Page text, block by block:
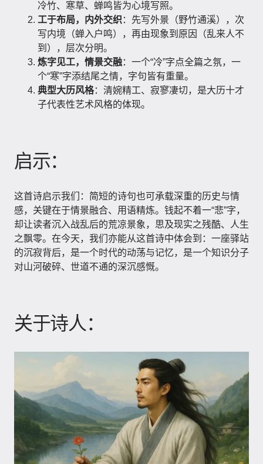
冷竹、寒草、蝉鸣皆为心境写照。
工于布局，内外交织 ：先写外景（野竹通溪），次
写内境（蝉入户鸣），再由现象到原因（乱来人不
到），层次分明。
炼字见工，情景交融：一个“冷”字点全篇之氛，一
个“寒”字添结尾之情，字句皆有重量。
典型大历风格：清婉精工、寂寥凄切，是大历十才
子代表性艺术风格的体现。
启示：
这首诗启示我们：简短的诗句也可承载深重的历史与情
感，关键在于情景融合、用语精炼。钱起不着一“悲”字，
却让读者沉入战乱后的荒凉景象，思及现实之残酷、人生
之飘零。在今天，我们亦能从这首诗中体会到：一座驿站
的沉寂背后，是一个时代的动荡与记忆，是一个知识分子
对山河破碎、世道不通的深沉感慨。
关于诗人：